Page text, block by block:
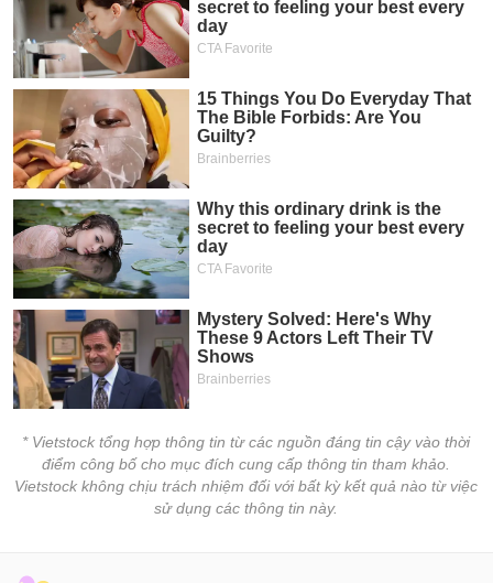
* Vietstock tổng hợp thông tin từ các nguồn đáng tin cậy vào thời
điểm công bố cho mục đích cung cấp thông tin tham khảo.
Vietstock không chịu trách nhiệm đối với bất kỳ kết quả nào từ việc
sử dụng các thông tin này.